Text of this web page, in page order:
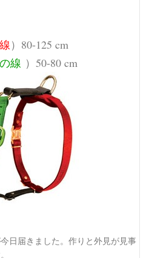
）80-125 cm
線 ）50-80 cm
日届きました。作りと外見が見事